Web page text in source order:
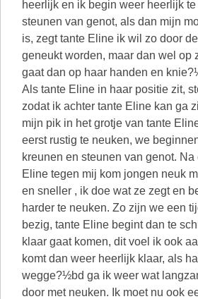
heerlijk en ik begin weer heerlijk
steunen van genot, als dan mijn
is, zegt tante Eline ik wil zo door
geneukt worden, maar dan wel op
gaat dan op haar handen en
Als tante Eline in haar positie zit,
zodat ik achter tante Eline kan ga
mijn pik in het grotje van tante
eerst rustig te neuken, we
kreunen en steunen van genot.
Eline tegen mij kom jongen neuk
en sneller , ik doe wat ze zegt en
harder te neuken. Zo zijn we een
bezig, tante Eline begint dan te
klaar gaat komen, dit voel ik ook
komt dan weer heerlijk klaar, als
wegge?½bd ga ik weer wat
door met neuken. Ik moet nu ook